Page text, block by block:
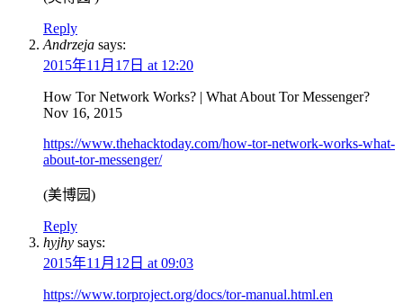
Reply
Andrzeja says:
2015年11月17日 at 12:20
How Tor Network Works? | What About Tor Messenger?
Nov 16, 2015
https://www.thehacktoday.com/how-tor-network-works-what-
about-tor-messenger/
(美博园)
Reply
hyjhy says:
2015年11月12日 at 09:03
https://www.torproject.org/docs/tor-manual.html.en